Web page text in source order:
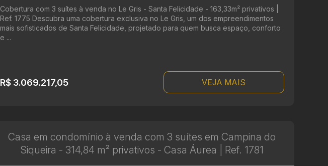
Cobertura com 3 suítes à venda no Le Gris - Santa Felicidade - 163,33m² privativos |
Ref. 1775 Descubra uma cobertura exclusiva no Le Gris, um dos empreendimentos
mais sofisticados de Santa Felicidade, projetado para quem busca espaço, conforto
e ...
R$ 3.069.217,05 VEJA MAIS
Casa em condomínio à venda com 3 suítes em Campina do
Siqueira - 314,84 m² privativos - Casa Áurea | Ref. 1781